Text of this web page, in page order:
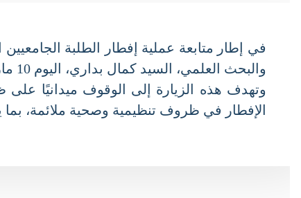
في إطار متابعة عملية إفطار الطلبة الجامعيين
والبحث العلمي، السيد كمال بداري، اليوم 10 مارس 2026، بزيارة تفقدية فجائية إلى الإقامة الجامعية “قاريدي” للذكور والإقامة الجامعية العناصر.
وتهدف هذه الزيارة إلى الوقوف ميدانيًا على
الإفطار في ظروف تنظيمية وصحية ملائمة،